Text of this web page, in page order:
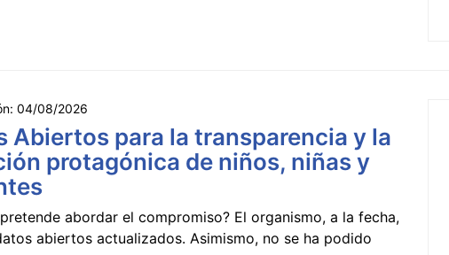
04/08/2026
Abiertos para la transparencia y la
protagónica de niños, niñas y
abordar el compromiso? El organismo, a la fecha,
abiertos actualizados. Asimismo, no se ha podido